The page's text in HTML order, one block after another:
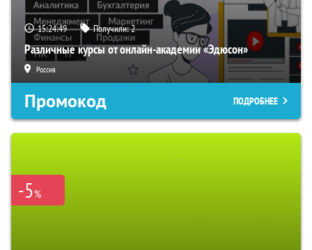
15:24:48 Получили:2
Различные курсы от онлайн-академии «Эдюсон»
Россия
Промокод ПОДРОБНЕЕ
-5%